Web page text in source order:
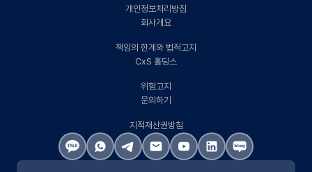
개인정보처리방침
회사개요
책임의 한계와 법적고지
CxS 홀딩스
위험고지
문의하기
지적재산권방침